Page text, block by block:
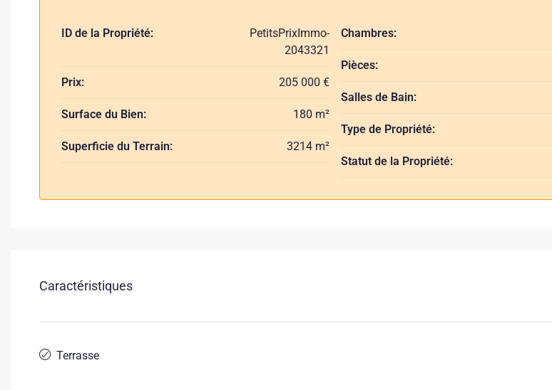
ID de la Propriété:
PetitsPrixImmo-
2043321
Prix: 205 000 €
Surface du Bien: 180 m²
Superficie du Terrain: 3214 m²
Chambres:
Pièces:
Salles de Bain:
Type de Propriété:
Statut de la Propriété:
Caractéristiques
Terrasse